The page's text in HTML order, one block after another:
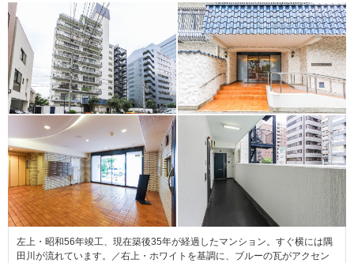
左上・昭和56年竣工、現在築後35年が経過したマンション。すぐ横には隅
田川が流れています。／右上・ホワイトを基調に、ブルーの瓦がアクセン